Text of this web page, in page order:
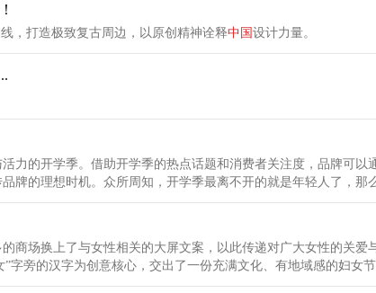
，打造极致复古周边，以原创精神诠释中国设计力量。
力的开学季。借助开学季的热点话题和消费者关注度，品牌可以
牌的理想时机。众所周知，开学季最离不开的就是年轻人了，那
题，往往是“如何抓住年轻人的心”。
商场换上了与女性相关的大屏文案，以此传递对广大女性的关爱
字旁的汉字为创意核心，交出了一份充满文化、有地域感的妇女
别平等与人文关怀。